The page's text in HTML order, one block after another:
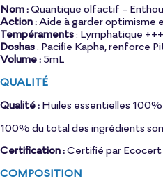
Nom :Quantique olfactif -
Action : Aide à garder optimisme
Tempéraments: Lymphatique
Doshas: Pacifie Kapha, renforce
Volume :5mL
QUALITÉ
Qualité : Huiles essentielles
100% du total des ingrédients
Certification :Certifié par Ecocert
COMPOSITION